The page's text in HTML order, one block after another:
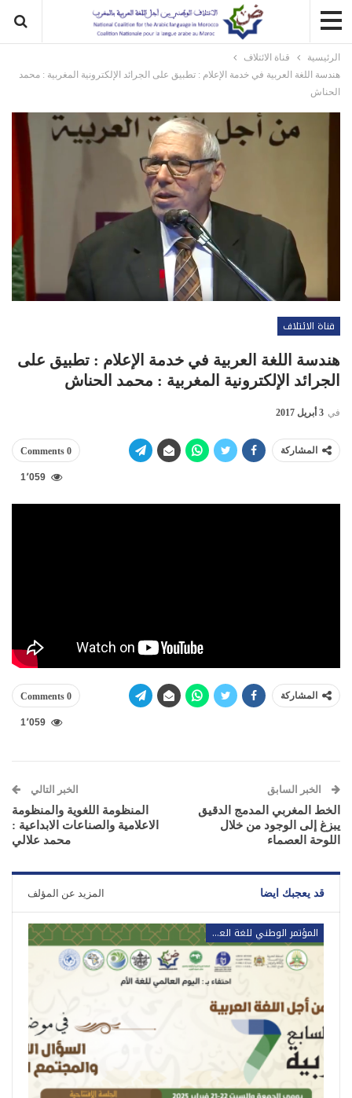
الرئيسية
قناة الائتلاف
هندسة اللغة العربية في خدمة الإعلام : تطبيق على الجرائد الإلكترونية المغربية : محمد
الحناش
قناة الائتلاف
هندسة اللغة العربية في خدمة الإعلام : تطبيق على
الجرائد الإلكترونية المغربية : محمد الحناش
في 3 أبريل 2017
المشاركة 0 Comments
1٬059
المشاركة 0 Comments
1٬059
الخبر السابق
الخط المغربي المدمج الدقيق
يبزغ إلى الوجود من خلال
اللوحة العصماء
الخبر التالي
المنظومة اللغوية والمنظومة
الاعلامية والصناعات الابداعية :
محمد علالي
قد يعجبك ايضا المزيد عن المؤلف
المؤتمر الوطني للغة العربية